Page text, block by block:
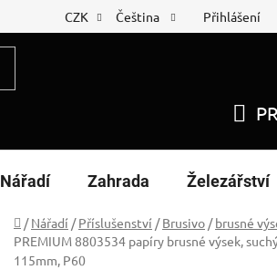
Reklamační list Nákup na splátky
CZK Čeština Přihlášení
KOŠÍK
Nářadí Zahrada Železářství
Domů
/ Nářadí / Příslušenství / Brusivo / brusné
PREMIUM 8803534 papíry brusné výsek,
115mm, P60